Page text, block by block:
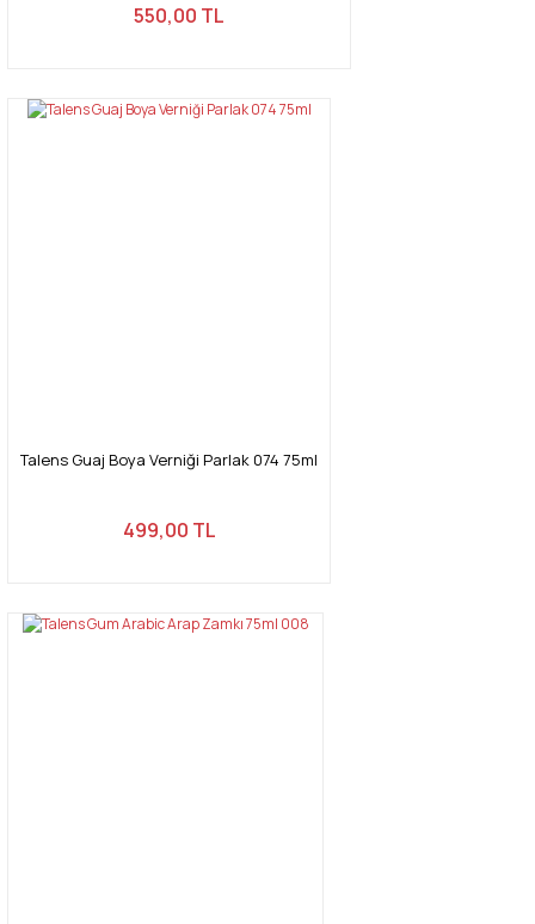
550,00 TL
Talens Guaj Boya Verniği Parlak 074 75ml
499,00 TL